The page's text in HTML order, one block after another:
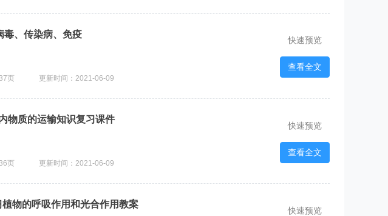
毒、传染病、免疫
页 更新时间：2021-06-09
快速预览
查看全文
物质的运输知识复习课件
页 更新时间：2021-06-09
快速预览
查看全文
物的呼吸作用和光合作用教案
快速预览